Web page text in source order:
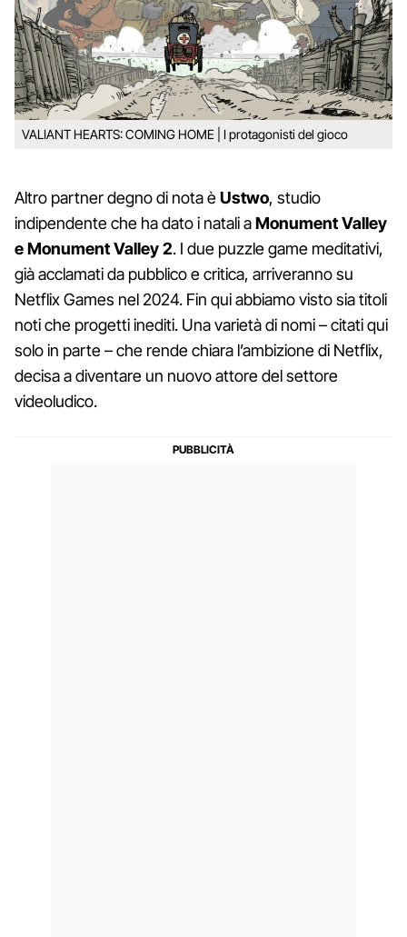
VALIANT HEARTS: COMING HOME | I protagonisti del gioco
Altro partner degno di nota èUstwo, studio
indipendente che ha dato i natali aMonument Valley
e Monument Valley 2. I due puzzle game meditativi,
già acclamati da pubblico e critica, arriveranno su
Netflix Games nel 2024. Fin qui abbiamo visto sia titoli
noti che progetti inediti. Una varietà di nomi – citati qui
solo in parte – che rende chiara l’ambizione di Netflix,
decisa a diventare un nuovo attore del settore
videoludico.